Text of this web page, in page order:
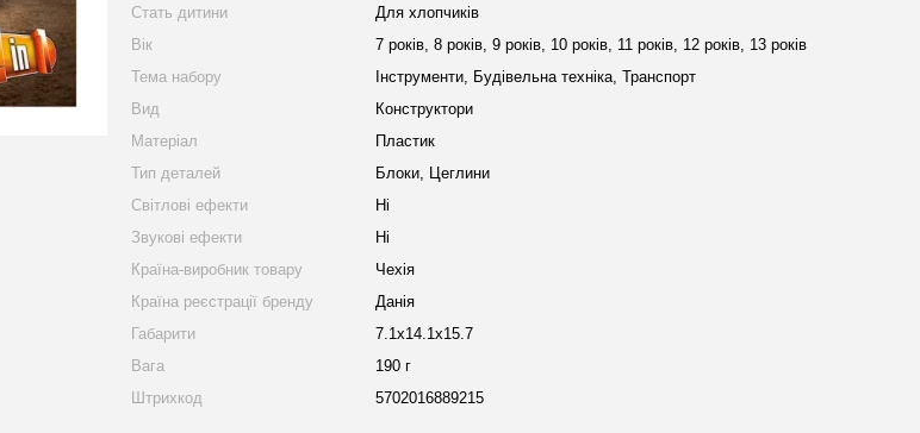
Стать дитини
Для хлопчиків
Вік
7 років, 8 років, 9 років, 10 років, 11 років, 12 років, 13 років
Тема набору
Інструменти, Будівельна техніка, Транспорт
Вид
Конструктори
Матеріал
Пластик
Тип деталей
Блоки, Цеглини
Світлові ефекти
Ні
Звукові ефекти
Ні
Країна-виробник товару
Чехія
Країна реєстрації бренду
Данія
Габарити
7.1х14.1х15.7
Вага
190 г
Штрихкод
5702016889215